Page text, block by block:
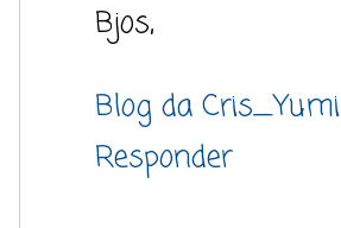
Bjos,
Blog da Cris_Yumi
Responder